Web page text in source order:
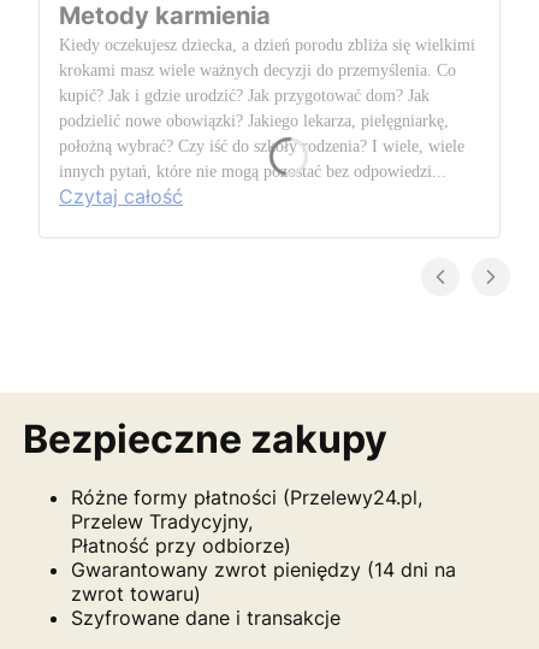
Metody karmienia
Kiedy oczekujesz dziecka, a dzień porodu zbliża się wielkimi
krokami masz wiele ważnych decyzji do przemyślenia. Co
kupić? Jak i gdzie urodzić? Jak przygotować dom? Jak
podzielić nowe obowiązki? Jakiego lekarza, pielęgniarkę,
położną wybrać? Czy iść do szkoły rodzenia? I wiele, wiele
innych pytań, które nie mogą pozostać bez odpowiedzi...
Czytaj całość
Bezpieczne zakupy
Różne formy płatności (Przelewy24.pl,
Przelew Tradycyjny,
Płatność przy odbiorze)
Gwarantowany zwrot pieniędzy (14 dni na
zwrot towaru)
Szyfrowane dane i transakcje